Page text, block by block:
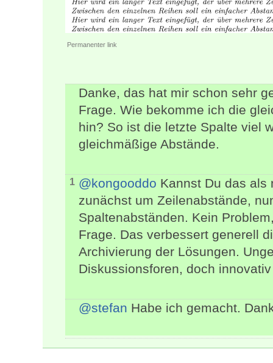
Permanenter link
Danke, das hat mir schon sehr
Frage. Wie bekomme ich die
hin? So ist die letzte Spalte viel
gleichmäßige Abstände.
1 @kongooddo Kannst Du das als
zunächst um Zeilenabstände,
Spaltenabständen. Kein
Frage. Das verbessert generell
Archivierung der Lösungen.
Diskussionsforen, doch
@stefan Habe ich gemacht.